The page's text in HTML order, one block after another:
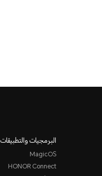
البرمجيات والتطبيقات
MagicOS
HONOR Connect